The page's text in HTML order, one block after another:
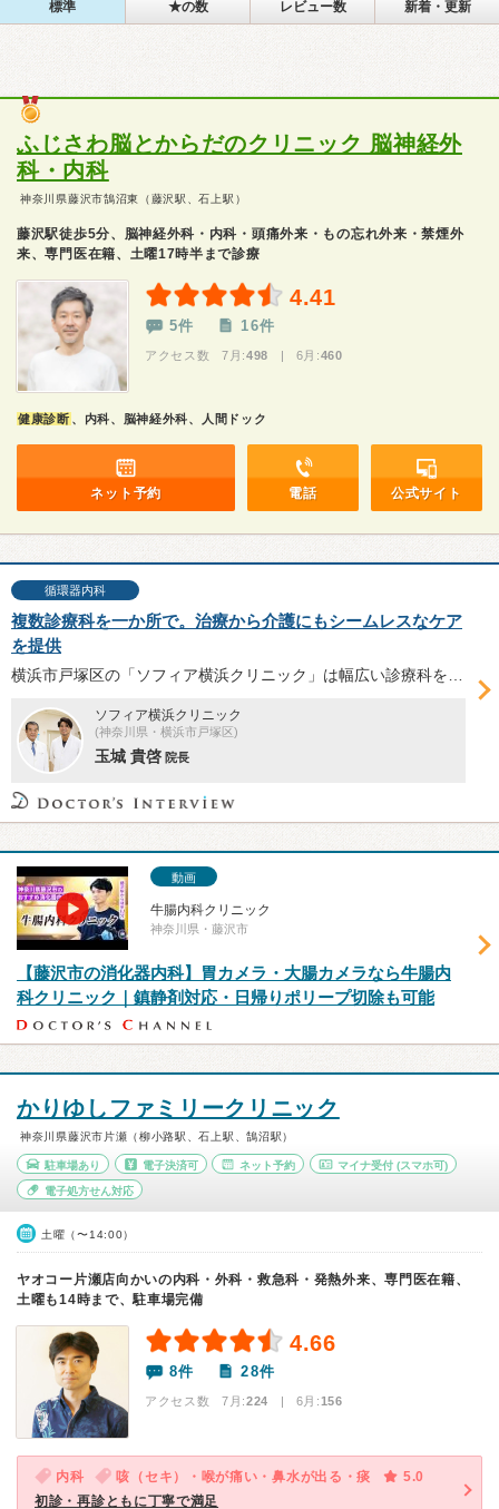
標準 ★の数 レビュー数 新着・更新
ふじさわ脳とからだのクリニック 脳神経外
科・内科
神奈川県藤沢市鵠沼東（藤沢駅、石上駅）
藤沢駅徒歩5分、脳神経外科・内科・頭痛外来・もの忘れ外来・禁煙外
来、専門医在籍、土曜17時半まで診療
4.41
5件 16件
アクセス数 7月:498 | 6月:460
健康診断 、内科、脳神経外科、人間ドック
ネット予約 電話 公式サイト
循環器内科
複数診療科を一か所で。治療から介護にもシームレスなケア
を提供
ソフィア横浜クリニック
(神奈川県・横浜市戸塚区)
玉城 貴啓 院長
動画
牛腸内科クリニック
神奈川県・藤沢市
【藤沢市の消化器内科】胃カメラ・大腸カメラなら牛腸内
科クリニック｜鎮静剤対応・日帰りポリープ切除も可能
かりゆしファミリークリニック
神奈川県藤沢市片瀬（柳小路駅、石上駅、鵠沼駅）
駐車場あり 電子決済可 ネット予約 マイナ受付 (スマホ可)
電子処方せん対応
土曜（〜14:00）
ヤオコー片瀬店向かいの内科・外科・救急科・発熱外来、専門医在籍、
土曜も14時まで、駐車場完備
4.66
8件 28件
アクセス数 7月:224 | 6月:156
内科 咳（セキ）・喉が痛い・鼻水が出る・痰
5.0
初診・再診ともに丁寧で満足